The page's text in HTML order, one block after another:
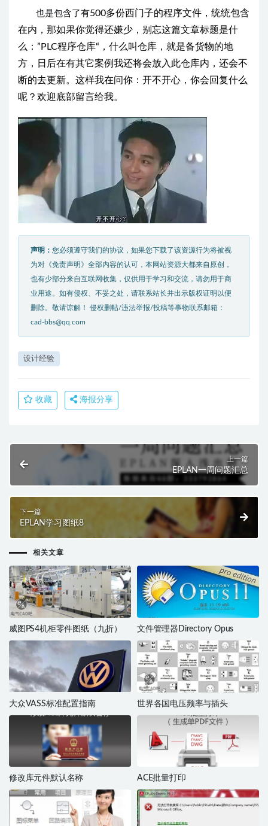
也是包含了有500多份西门子的程序文件，统统包含
在内，那如果你觉得还嫌少，别忘这篇文章标题是什
么：”PLC程序仓库“，什么叫仓库，就是备货物的地
方，日后在有其它案例我还将会放入此仓库内，还会不
断的去更新。这样我在问你：开不开心， 你会回复什么
呢？欢迎底部留言给我。
声明： 您必须遵守我们的协议，如果您下载了该资源行为将被视
为对《免责声明》全部内容的认可，本网站资源大都来自原创，
也有少部分来自互联网收集，仅供用于学习和交流，请勿用于商
业用途。如有侵权、不妥之处，请联系站长并出示版权证明以便
删除。敬请谅解！ 侵权删帖/违法举报/投稿等事物联系邮箱：
cad-bbs@qq.com
设计经验
收藏 海报分享
上一篇
EPLAN一周问题汇总
下一篇
EPLAN学习图纸8
相关文章
威图PS4机柜零件图纸（九折） 文件管理器Directory Opus
大众VASS标准配置指南 世界各国电压频率与插头
修改库元件默认名称 ACE批量打印